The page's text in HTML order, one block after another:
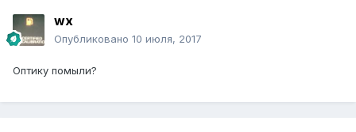
wx
Опубликовано 10 июля, 2017
Оптику помыли?